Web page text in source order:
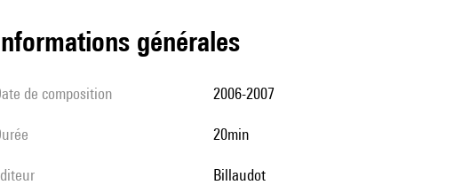
informations générales
date de composition 2006-2007
durée 20min
éditeur Billaudot